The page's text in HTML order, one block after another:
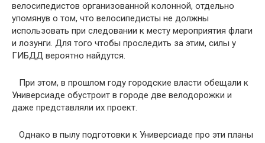
велосипедистов организованной колонной, отдельно
упомянув о том, что велосипедисты не должны
использовать при следовании к месту мероприятия флаги
и лозунги. Для того чтобы проследить за этим, силы у
ГИБДД вероятно найдутся.
При этом, в прошлом году городские власти обещали к
Универсиаде обустроит в городе две велодорожки и
даже представляли их проект.
Однако в пылу подготовки к Универсиаде про эти планы